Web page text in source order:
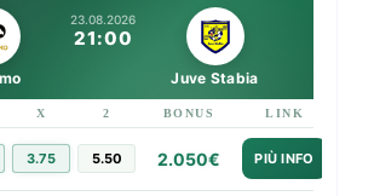
23.08.2026
21:00
Juve Stabia
X 2 BONUS LINK
3.75 5.50 2.050€ PIÙ INFO